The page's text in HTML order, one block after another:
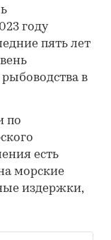
году
пять лет
в
по
есть
морские
издержки,